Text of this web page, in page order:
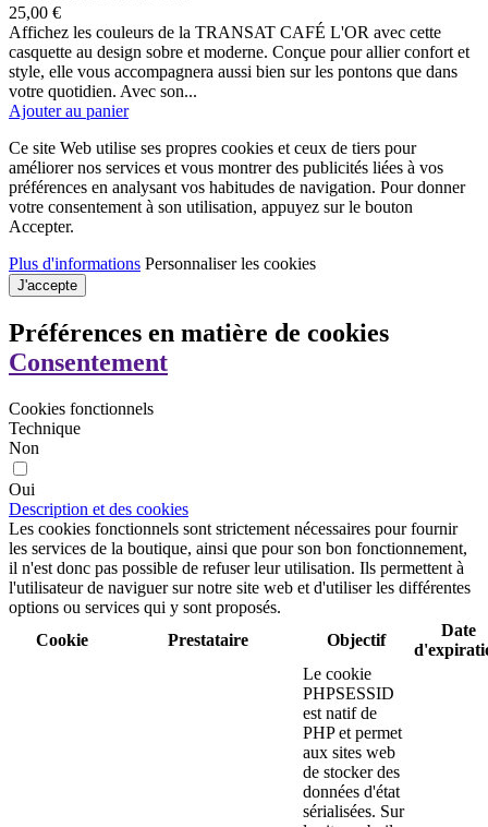
25,00 €
Affichez les couleurs de la TRANSAT CAFÉ L'OR avec cette
casquette au design sobre et moderne. Conçue pour allier confort et
style, elle vous accompagnera aussi bien sur les pontons que dans
votre quotidien. Avec son...
Ajouter au panier
Ce site Web utilise ses propres cookies et ceux de tiers pour
améliorer nos services et vous montrer des publicités liées à vos
préférences en analysant vos habitudes de navigation. Pour donner
votre consentement à son utilisation, appuyez sur le bouton
Accepter.
Plus d'informations Personnaliser les cookies
J'accepte
Préférences en matière de cookies
Consentement
Cookies fonctionnels
Technique
Non
Oui
Description et des cookies
Les cookies fonctionnels sont strictement nécessaires pour fournir
les services de la boutique, ainsi que pour son bon fonctionnement,
il n'est donc pas possible de refuser leur utilisation. Ils permettent à
l'utilisateur de naviguer sur notre site web et d'utiliser les différentes
options ou services qui y sont proposés.
Cookie
Prestataire Objectif
Date
Le cookie
PHPSESSID
est natif de
PHP et permet
aux sites web
de stocker des
données d'état
sérialisées. Sur